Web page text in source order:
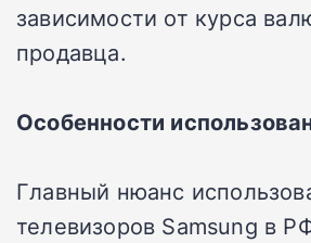
зависимости от курса
продавца.
Особенности
Главный нюанс
телевизоров Samsung в